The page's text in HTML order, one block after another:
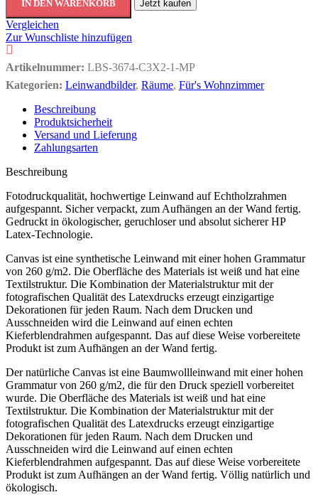
IN DEN WARENKORB Jetzt kaufen
Vergleichen
Zur Wunschliste hinzufügen
Artikelnummer: LBS-3674-C3X2-1-MP
Kategorien: Leinwandbilder, Räume, Für's Wohnzimmer
Beschreibung
Produktsicherheit
Versand und Lieferung
Zahlungsarten
Beschreibung
Fotodruckqualität, hochwertige Leinwand auf Echtholzrahmen
aufgespannt. Sicher verpackt, zum Aufhängen an der Wand fertig.
Gedruckt in ökologischer, geruchloser und absolut sicherer HP
Latex-Technologie.
Canvas ist eine synthetische Leinwand mit einer hohen Grammatur
von 260 g/m2. Die Oberfläche des Materials ist weiß und hat eine
Textilstruktur. Die Kombination der Materialstruktur mit der
fotografischen Qualität des Latexdrucks erzeugt einzigartige
Dekorationen für jeden Raum. Nach dem Drucken und
Ausschneiden wird die Leinwand auf einen echten
Kieferblendrahmen aufgespannt. Das auf diese Weise vorbereitete
Produkt ist zum Aufhängen an der Wand fertig.
Der natürliche Canvas ist eine Baumwollleinwand mit einer hohen
Grammatur von 260 g/m2, die für den Druck speziell vorbereitet
wurde. Die Oberfläche des Materials ist weiß und hat eine
Textilstruktur. Die Kombination der Materialstruktur mit der
fotografischen Qualität des Latexdrucks erzeugt einzigartige
Dekorationen für jeden Raum. Nach dem Drucken und
Ausschneiden wird die Leinwand auf einen echten
Kieferblendrahmen aufgespannt. Das auf diese Weise vorbereitete
Produkt ist zum Aufhängen an der Wand fertig. Völlig natürlich und
ökologisch.